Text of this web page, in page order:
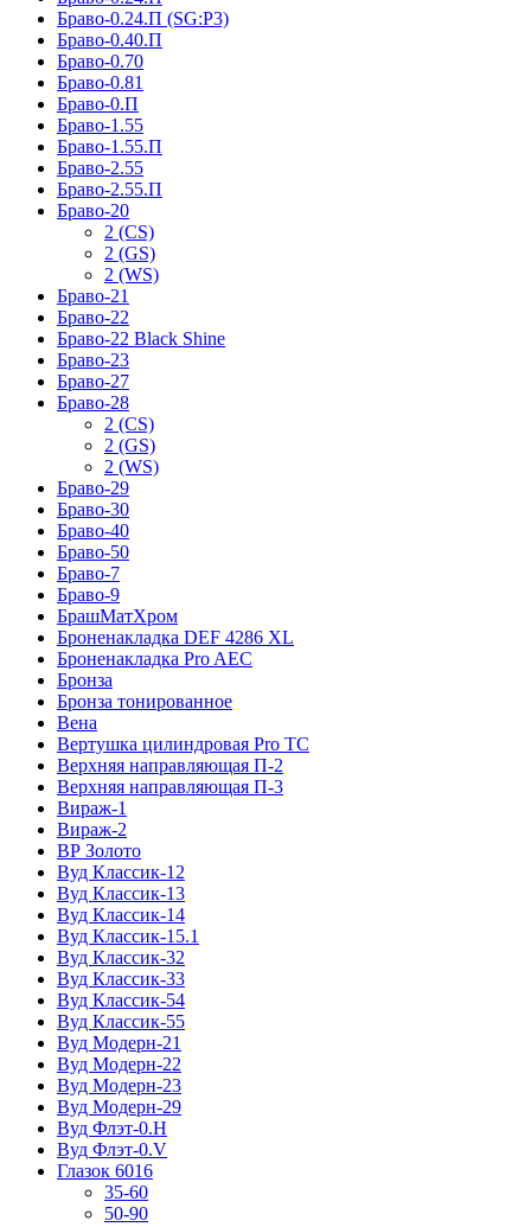
Браво-0.24.П (SG:P3)
Браво-0.40.П
Браво-0.70
Браво-0.81
Браво-0.П
Браво-1.55
Браво-1.55.П
Браво-2.55
Браво-2.55.П
Браво-20
2 (CS)
2 (GS)
2 (WS)
Браво-21
Браво-22
Браво-22 Black Shine
Браво-23
Браво-27
Браво-28
2 (CS)
2 (GS)
2 (WS)
Браво-29
Браво-30
Браво-40
Браво-50
Браво-7
Браво-9
БрашМатХром
Броненакладка DEF 4286 XL
Броненакладка Pro AEC
Бронза
Бронза тонированное
Вена
Вертушка цилиндровая Pro TC
Верхняя направляющая П-2
Верхняя направляющая П-3
Вираж-1
Вираж-2
ВР Золото
Вуд Классик-12
Вуд Классик-13
Вуд Классик-14
Вуд Классик-15.1
Вуд Классик-32
Вуд Классик-33
Вуд Классик-54
Вуд Классик-55
Вуд Модерн-21
Вуд Модерн-22
Вуд Модерн-23
Вуд Модерн-29
Вуд Флэт-0.H
Вуд Флэт-0.V
Глазок 6016
35-60
50-90